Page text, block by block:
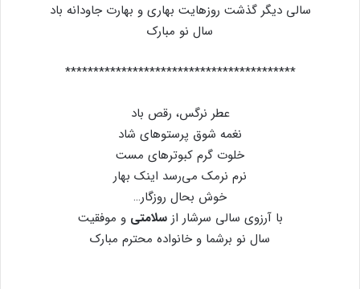
سالی دیگر گذشت روزهایت بهاری و بهارت جاودانه باد
سال نو مبارک
*****************************************
عطر نرگس، رقص باد
نغمه شوق پرستوهاى شاد
خلوت گرم كبوترهای مست
نرم نرمک می‌رسد اینک بهار
خوش بحال روزگار…
با آرزوی سالی سرشار ازسلامتی و موفقیت
سال نو برشما و خانواده محترم مبارک